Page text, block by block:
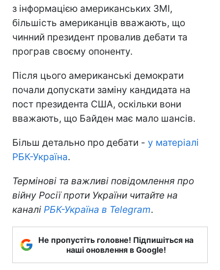
з інформацією американських ЗМІ,
більшість американців вважають, що
чинний президент провалив дебати та
програв своєму опоненту.
Після цього американські демократи
почали допускати заміну кандидата на
пост президента США, оскільки вони
вважають, що Байден має мало шансів.
Більш детально про дебати - у матеріалі
РБК-Україна.
Термінові та важливі повідомлення про
війну Росії проти України читайте на
каналі РБК-Україна в Telegram.
Не пропустіть головне! Підпишіться на
наші оновлення в Google!